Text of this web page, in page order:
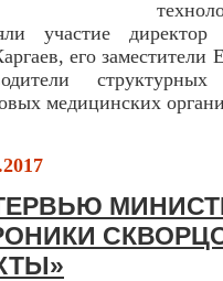
участие
его
медицинских